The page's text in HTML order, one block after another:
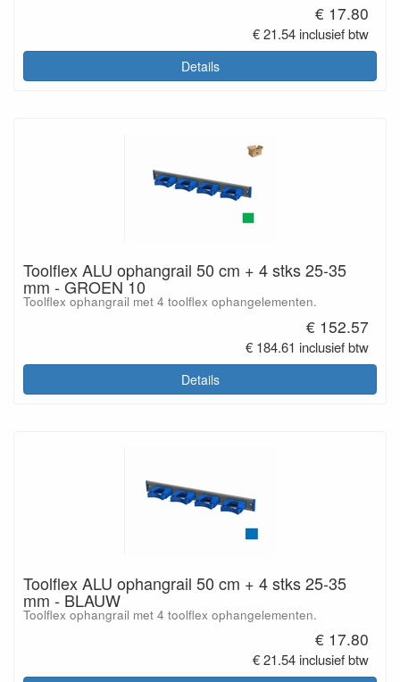
€ 17.80
€ 21.54 inclusief btw
Details
Toolflex ALU ophangrail 50 cm + 4 stks 25-35
mm - GROEN 10
Toolflex ophangrail met 4 toolflex ophangelementen.
€ 152.57
€ 184.61 inclusief btw
Details
Toolflex ALU ophangrail 50 cm + 4 stks 25-35
mm - BLAUW
Toolflex ophangrail met 4 toolflex ophangelementen.
€ 17.80
€ 21.54 inclusief btw